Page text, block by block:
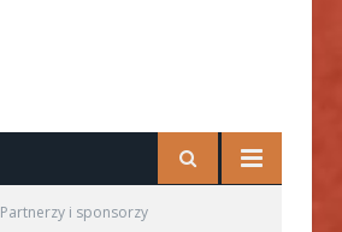
Partnerzy i sponsorzy